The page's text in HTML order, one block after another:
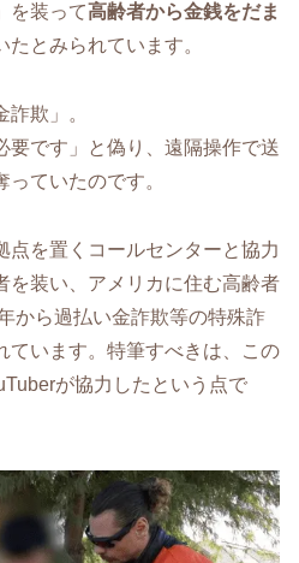
を装って高齢者から金銭をだま
たとみられています。
欺」。
要です」と偽り、遠隔操作で送
ていたのです。
点を置くコールセンターと協力
を装い、アメリカに住む高齢者
から過払い金詐欺等の特殊詐
ています。特筆すべきは、この
が協力したという点で